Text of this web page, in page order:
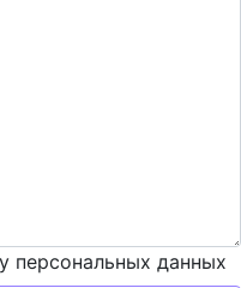
персональных данных